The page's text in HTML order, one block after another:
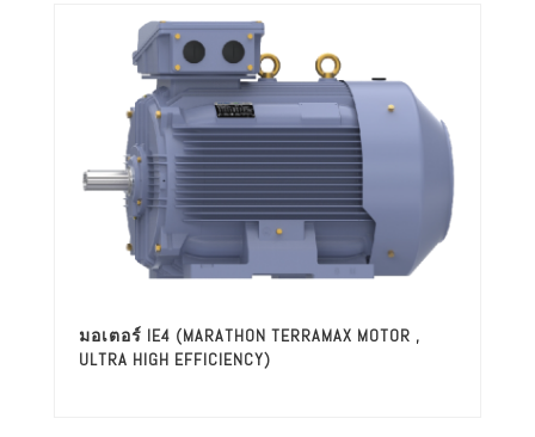
มอเตอร์ IE4 (MARATHON TERRAMAX MOTOR ,
ULTRA HIGH EFFICIENCY)